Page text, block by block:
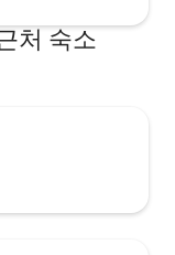
처 숙소